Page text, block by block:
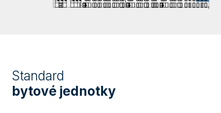
Standard
bytové jednotky